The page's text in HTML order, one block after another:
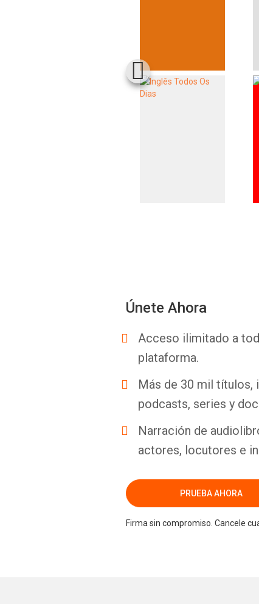
Únete Ahora
Acceso ilimitado a
plataforma.
Más de 30 mil títulos,
podcasts, series y
Narración de
actores, locutores e
PRUEBA AHORA
Firma sin compromiso. Cancele